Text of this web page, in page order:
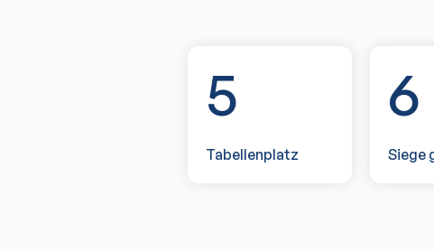
5
Tabellenplatz
6
Siege